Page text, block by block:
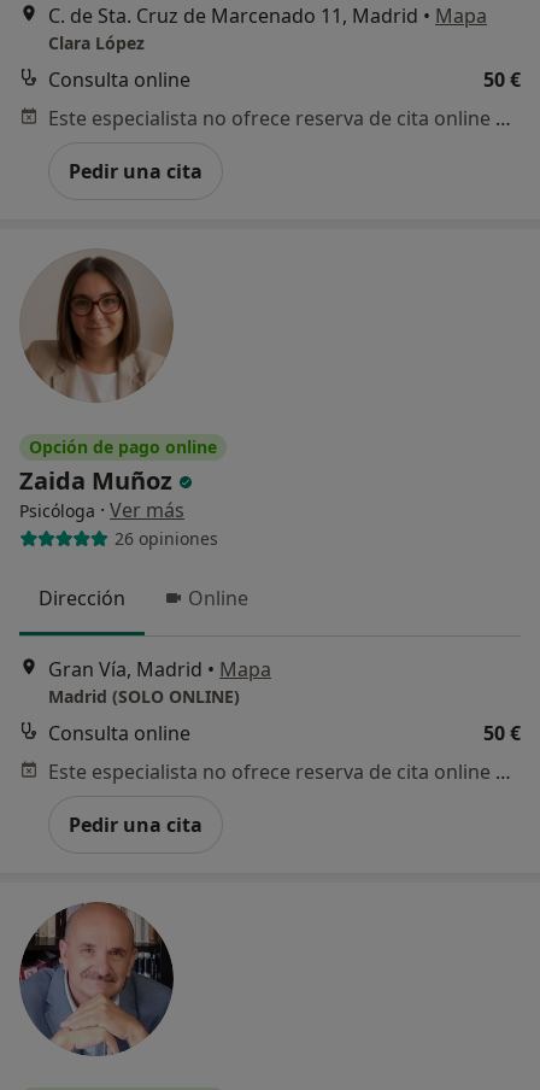
C. de Sta. Cruz de Marcenado 11, Madrid • Mapa
Clara López
Consulta online
50 €
Este especialista no ofrece reserva de cita online en esta dirección.
Pedir una cita
Opción de pago online
Zaida Muñoz
Psicóloga · Ver más
26 opiniones
Dirección Online
Gran Vía, Madrid • Mapa
Madrid (SOLO ONLINE)
Consulta online
50 €
Este especialista no ofrece reserva de cita online en esta dirección.
Pedir una cita